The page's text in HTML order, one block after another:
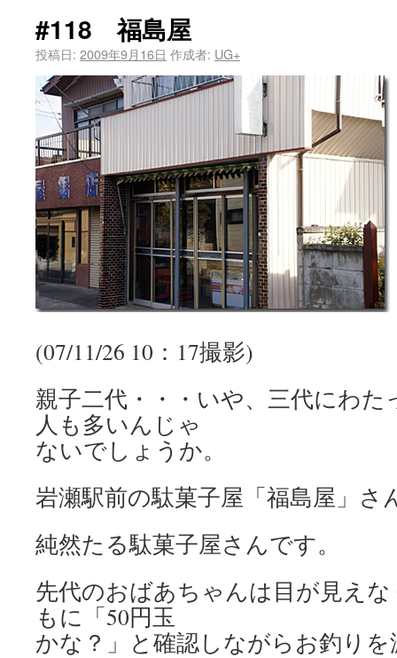
#118 福島屋
投稿日: 2009年9月16日 作成者: UG+
(07/11/26 10：17撮影)
親子二代・・・いや、三代にわ
人も多いんじゃ
ないでしょうか。
岩瀬駅前の駄菓子屋「福島屋」さ
純然たる駄菓子屋さんです。
先代のおばあちゃんは目が見え
もに「50円玉
かな？」と確認しながらお釣り